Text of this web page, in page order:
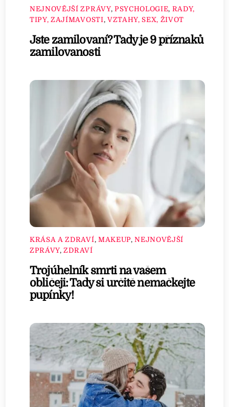
NEJNOVĚJŠÍ ZPRÁVY, PSYCHOLOGIE, RADY,
TIPY, ZAJÍMAVOSTI, VZTAHY, SEX, ŽIVOT
Jste zamilovaní? Tady je 9 příznaků
zamilovanosti
KRÁSA A ZDRAVÍ, MAKEUP,NEJNOVĚJŠÍ
ZPRÁVY,ZDRAVÍ
Trojúhelník smrti na vašem
obličeji: Tady si určitě nemačkejte
pupínky!